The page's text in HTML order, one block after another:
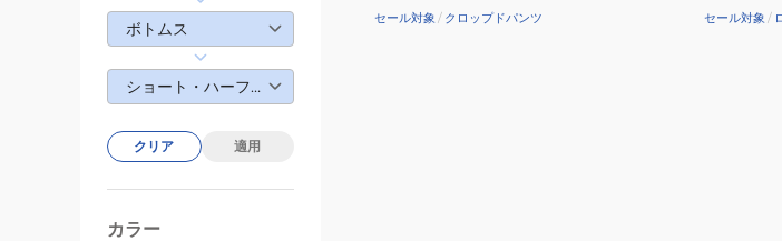
セール対象 / クロップドパンツ セール対象 /
ボトムス
ショート・ハーフパンツ
クリア 適用
カラー